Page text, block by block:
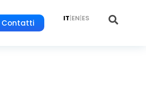
Contatti IT|EN|ES